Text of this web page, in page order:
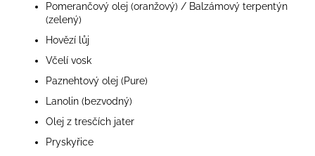
Pomerančový olej (oranžový) / Balzámový terpentýn
(zelený)
Hovězí lůj
Včelí vosk
Paznehtový olej (Pure)
Lanolin (bezvodný)
Olej z tresčích jater
Pryskyřice